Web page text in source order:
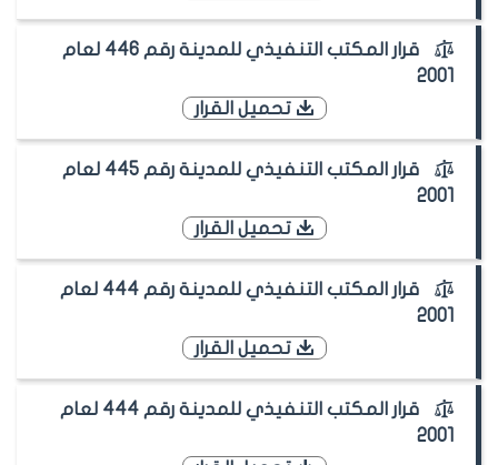
قرار المكتب التنفيذي للمدينة رقم 446 لعام
2001
تحميل القرار
قرار المكتب التنفيذي للمدينة رقم 445 لعام
2001
تحميل القرار
قرار المكتب التنفيذي للمدينة رقم 444 لعام
2001
تحميل القرار
قرار المكتب التنفيذي للمدينة رقم 444 لعام
2001